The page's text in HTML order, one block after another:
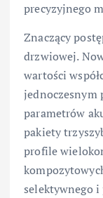
precyzyjnego
Znaczący
drzwiowej.
wartości
jednoczesnym
parametrów
pakiety
profile
selektywnego